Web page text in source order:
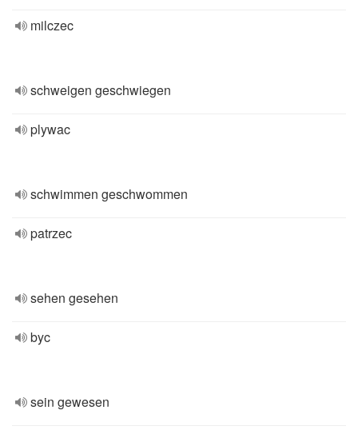
milczec
schweigen geschwiegen
plywac
schwimmen geschwommen
patrzec
sehen gesehen
byc
sein gewesen